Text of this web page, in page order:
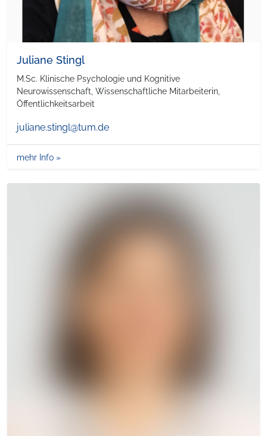
Juliane Stingl
M.Sc. Klinische Psychologie und Kognitive
Neurowissenschaft, Wissenschaftliche Mitarbeiterin,
Öffentlichkeitsarbeit
juliane.stingl@tum.de
mehr Info »